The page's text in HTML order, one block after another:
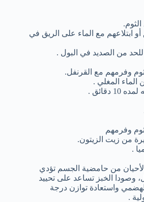
ابتلاعهم مع الماء على الريق في
للحد من الصديد في البول .
الماء المغلي .
دقائق .
من زيت الزيتون.
.
من حامضية الجسم تؤدي
وصودا الخبز تساعد على تحييد
واستعادة توازن درجة
.